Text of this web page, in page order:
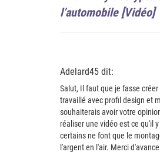
l’automobile [Vidéo]
Adelard45 dit:
Salut, Il faut que je fasse
travaillé avec profil design et
souhaiterais avoir votre
réaliser une vidéo est ce qu'il
certains ne font que le
l'argent en l'air. Merci